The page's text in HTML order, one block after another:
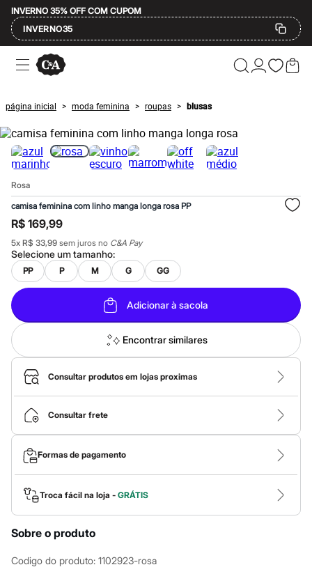
INVERNO 35% OFF COM CUPOM
INVERNO35
Ofertas
Compre por Departamento
Masculino
Infantil
Calçados
Mindse7
Plus Size
Até 20% off
Até 60% off
A partir de 60% off
Feminino
Em alta
Inverno
Alfaiataria
Novidades
Roupas
Blusas e Camisetas
Básicos
Calças
Casacos e Jaquetas
Jeans
Macacões
Saias
Shorts e Bermudas
Vestidos
Bolsas
Bonés e Chapéus
Bijoux
Cintos
Óculos
Relógios
Calçados
Botas
Chinelos
Rasteirinhas
Sandálias
Sapatilhas
Tênis
página inicial > moda feminina > roupas > blusas
Rosa
camisa feminina com linho manga longa rosa PP
R$ 169,99
5x R$ 33,99 sem juros no C&A Pay
Selecione umtamanho:
PP P M G GG
Adicionar à sacola
Encontrar similares
Consultar produtos em lojas proximas
Consultar frete
Formas de pagamento
Troca fácil na loja - GRÁTIS
Sobre o produto
Codigo do produto: 1102923-rosa